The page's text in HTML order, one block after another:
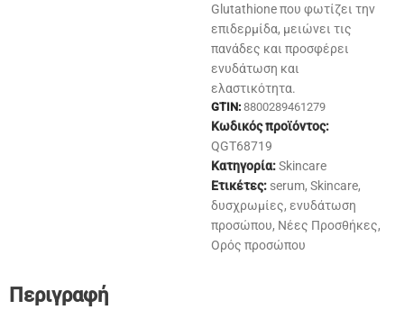
Glutathione που φωτίζει την
επιδερμίδα, μειώνει τις
πανάδες και προσφέρει
ενυδάτωση και
ελαστικότητα.
GTIN: 8800289461279
Κωδικός προϊόντος:
QGT68719
Κατηγορία:Skincare
Ετικέτες: serum, Skincare,
δυσχρωμίες, ενυδάτωση
προσώπου, Νέες Προσθήκες,
Ορός προσώπου
Περιγραφή